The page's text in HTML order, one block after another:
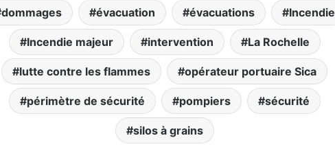
dommages évacuation évacuations Incendie
Incendie majeur intervention La Rochelle
lutte contre les flammes opérateur portuaire Sica
périmètre de sécurité pompiers sécurité
silos à grains